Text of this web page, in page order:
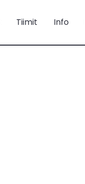
Tiimit Info